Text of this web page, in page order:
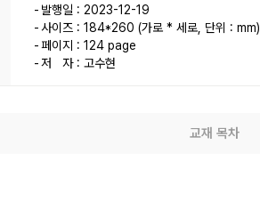
발행일 : 2023-12-19
사이즈 : 184*260 (가로 * 세로, 단위 : mm)
페이지 : 124 page
저 자 : 고수현
교재 목차